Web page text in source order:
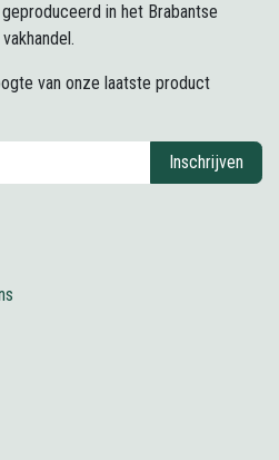
in het Brabantse
van onze laatste product
Inschrijven